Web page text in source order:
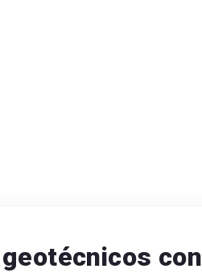
con